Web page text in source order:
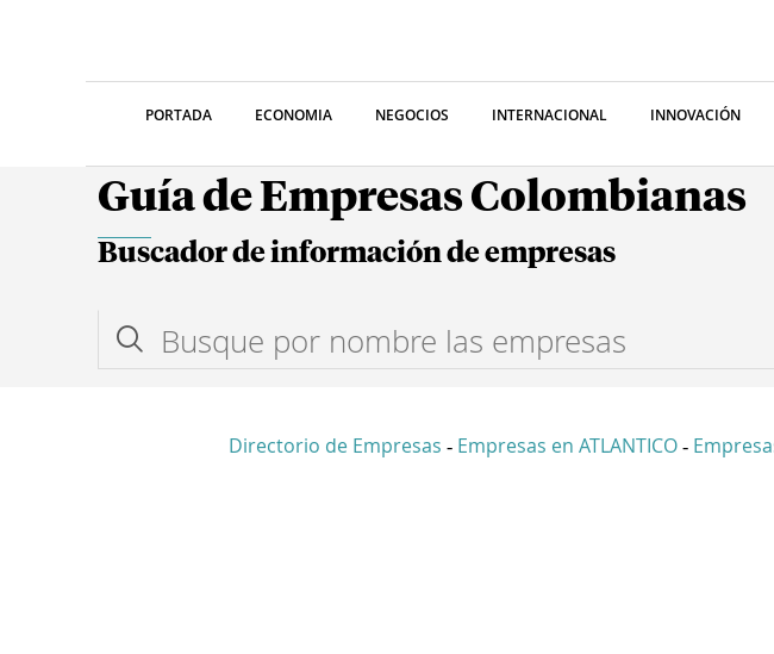
PORTADA ECONOMIA NEGOCIOS INTERNACIONAL INNOVACIÓN
Guía de Empresas Colombianas
Buscador de información de empresas
Directorio de Empresas - Empresas en ATLANTICO -